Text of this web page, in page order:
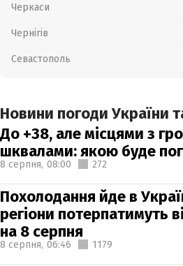
Черкаси
Чернігів
Севастополь
Новини погоди України
До +38, але місцями з
шквалами: якою буде
8 серпня, 08:00 272
Похолодання йде в
регіони потерпатимуть
на 8 серпня
8 серпня, 06:46 1179